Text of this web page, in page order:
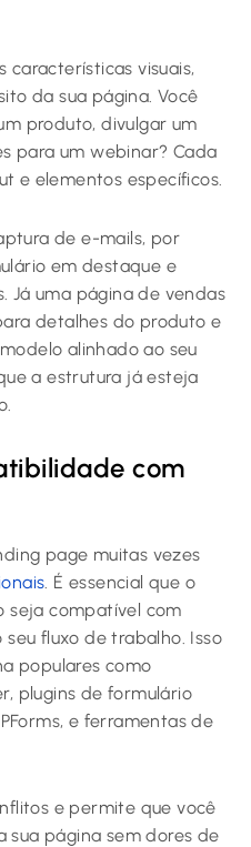
características visuais,
da sua página. Você
produto, divulgar um
para um webinar? Cada
e elementos específicos.
de e-mails, por
em destaque e
Já uma página de vendas
detalhes do produto e
alinhado ao seu
a estrutura já esteja
com
page muitas vezes
. É essencial que o
seja compatível com
fluxo de trabalho. Isso
populares como
plugins de formulário
e ferramentas de
e permite que você
sua página sem dores de